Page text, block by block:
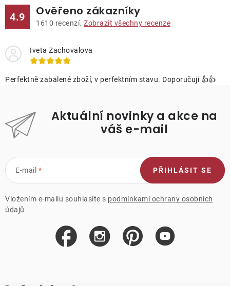
4.9 Ověřeno zákazníky
1610 recenzí. Zobrazit všechny recenze
Iveta Zachovalova
Perfektně zabalené zboží, v perfektním stavu. Doporučuji 👍👍
Aktuální novinky a akce na
váš e-mail
E-mail
Vložením e-mailu souhlasíte s podmínkami ochrany osobních
údajů
PŘIHLÁSIT SE
á